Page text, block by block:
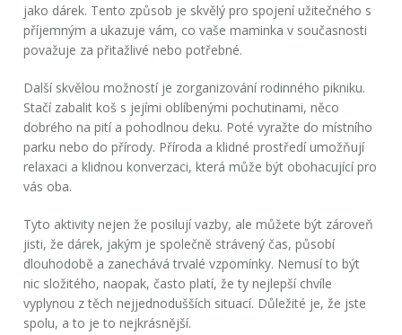
jako dárek. Tento způsob je skvělý pro spojení užitečného s
příjemným a ukazuje vám, co vaše maminka v současnosti
považuje za přitažlivé nebo potřebné.
Další skvělou možností je zorganizování rodinného pikniku.
Stačí zabalit koš s jejími oblíbenými pochutinami, něco
dobrého na pití a pohodlnou deku. Poté vyražte do místního
parku nebo do přírody. Příroda a klidné prostředí umožňují
relaxaci a klidnou konverzaci, která může být obohacující pro
vás oba.
Tyto aktivity nejen že posilují vazby, ale můžete být zároveň
jisti, že dárek, jakým je společně strávený čas, působí
dlouhodobě a zanechává trvalé vzpomínky. Nemusí to být
nic složitého, naopak, často platí, že ty nejlepší chvíle
vyplynou z těch nejjednodušších situací. Důležité je, že jste
spolu, a to je to nejkrásnější.